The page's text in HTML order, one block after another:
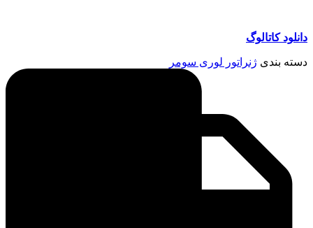
دانلود کاتالوگ
دسته بندی ژنراتور لوری سومر